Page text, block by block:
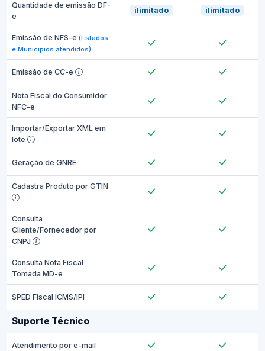
Quantidade de emissão DF-
e
ilimitado ilimitado
Emissão de NFS-e (Estados
e Municípios atendidos)
Emissão de CC-e
Nota Fiscal do Consumidor
NFC-e
Importar/Exportar XML em
lote
Geração de GNRE
Cadastra Produto por GTIN
Consulta
Cliente/Fornecedor por
CNPJ
Consulta Nota Fiscal
Tomada MD-e
SPED Fiscal ICMS/IPI
Suporte Técnico
Atendimento por e-mail